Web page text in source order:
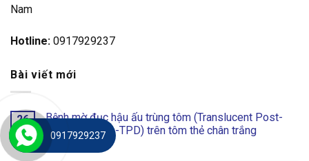
Nam
Hotline: 0917929237
Bài viết mới
26
Th3
Bệnh mờ đục hậu ấu trùng tôm (Translucent Post-
Larva Disease-TPD) trên tôm thẻ chân trắng
Comments
0917929237